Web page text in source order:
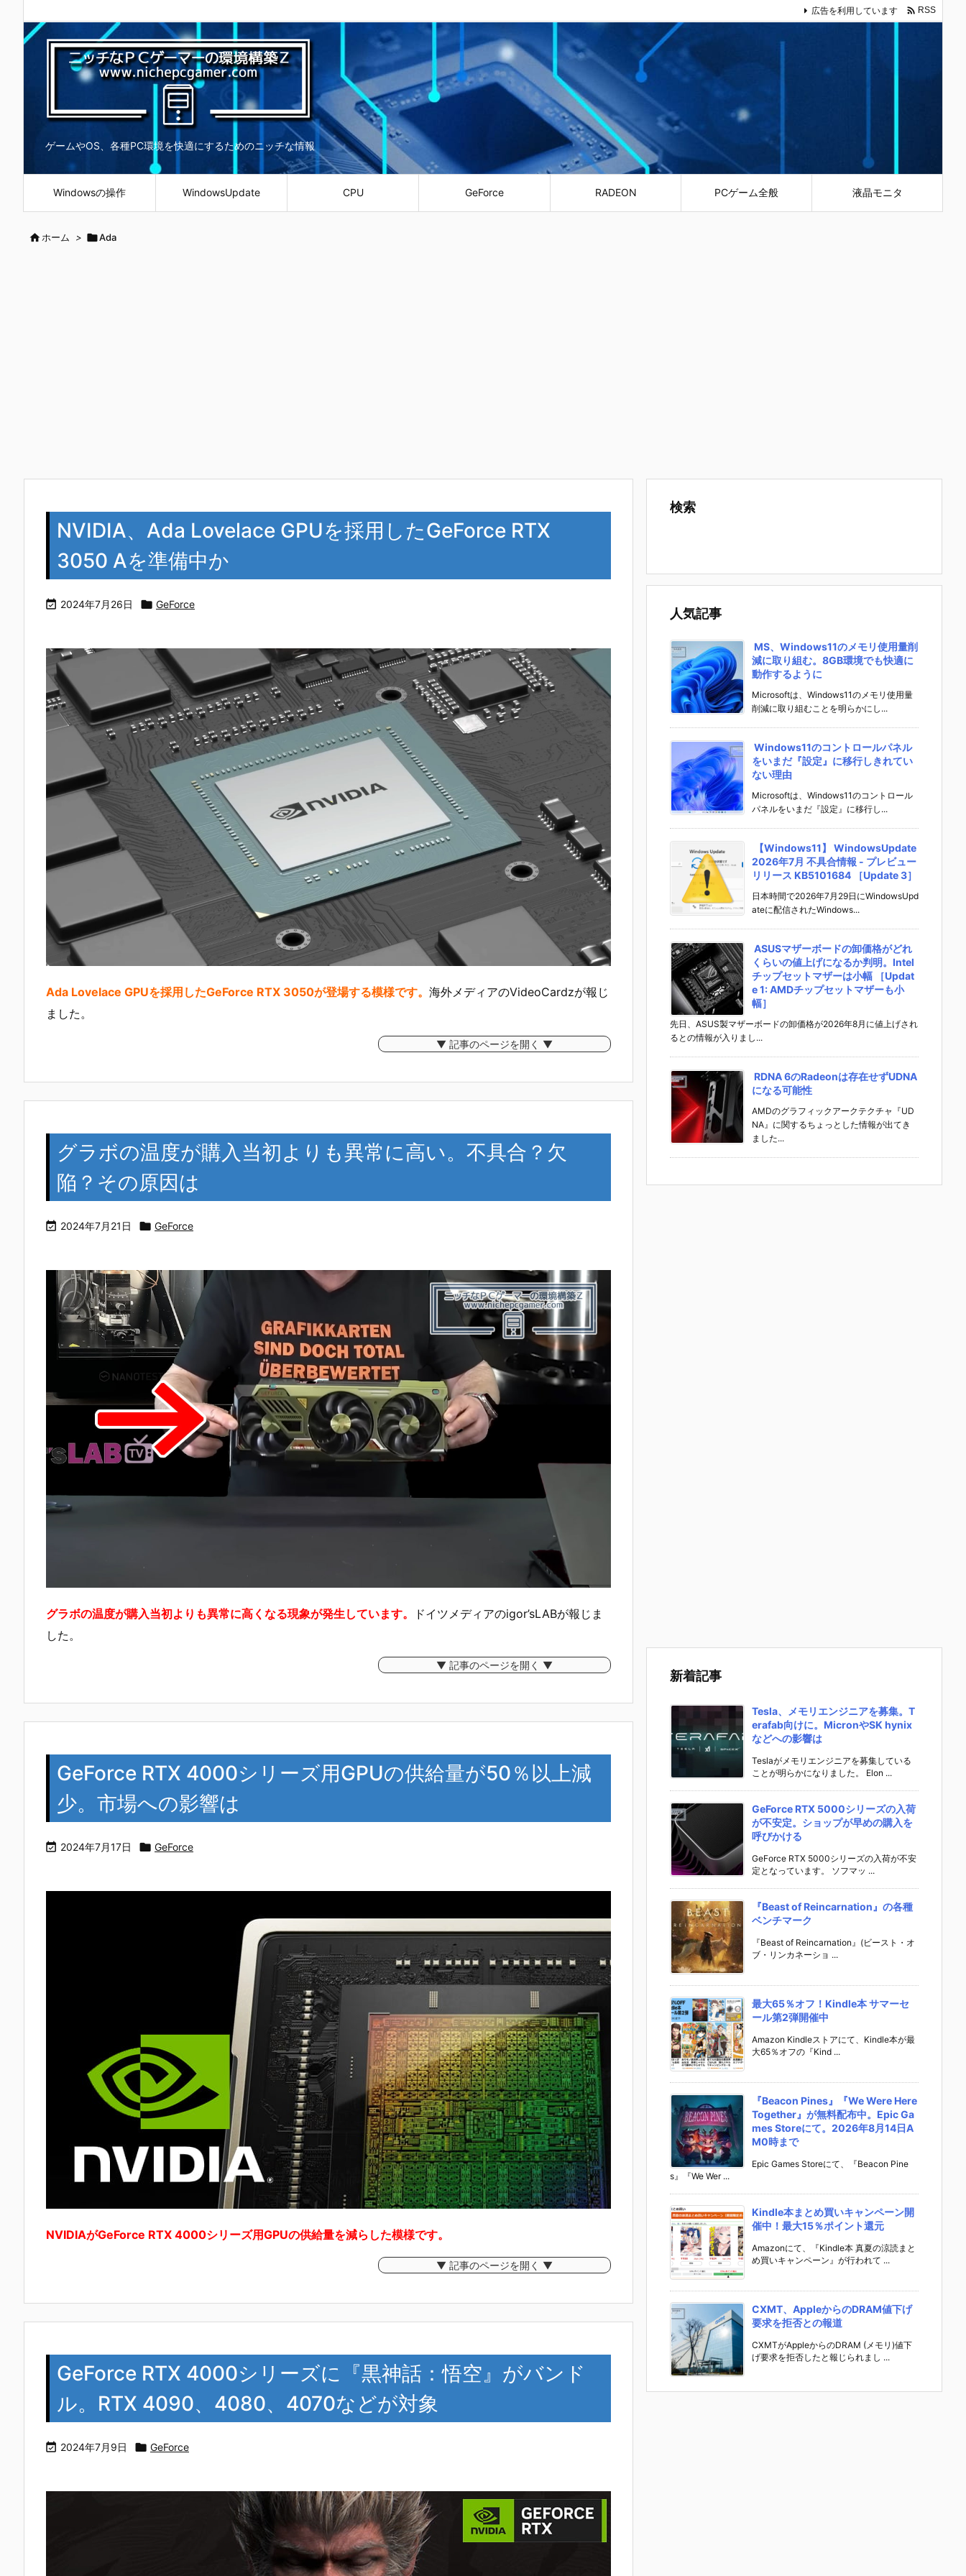
ゲームやOS、各種PC環境を快適にするためのニッチな情報
Windowsの操作 WindowsUpdate CPU GeForce RADEON PCゲーム全般 液晶モニタ
広告を利用しています  RSS
ホーム > Ada
NVIDIA、Ada Lovelace GPUを採用したGeForce RTX
3050 Aを準備中か
 2024年7月26日  GeForce
Ada Lovelace GPUを採用したGeForce RTX 3050が登場する模様です。 海外メディアのVideoCardzが報じ
ました。
▼ 記事のページを開く ▼
グラボの温度が購入当初よりも異常に高い。不具合？欠
陥？その原因は
 2024年7月21日  GeForce
グラボの温度が購入当初よりも異常に高くなる現象が発生しています。
ドイツメディアのigor’sLABが報じま
した。
▼ 記事のページを開く ▼
GeForce RTX 4000シリーズ用GPUの供給量が50％以上減
少。市場への影響は
 2024年7月17日  GeForce
NVIDIAがGeForce RTX 4000シリーズ用GPUの供給量を減らした模様です。
▼ 記事のページを開く ▼
GeForce RTX 4000シリーズに『黒神話：悟空』がバンド
ル。RTX 4090、4080、4070などが対象
 2024年7月9日  GeForce
検索
人気記事
MS、Windows11のメモリ使用量削
減に取り組む。8GB環境でも快適に
動作するように
Microsoftは、Windows11のメモリ使用量
削減に取り組むことを明らかにし...
Windows11のコントロールパネル
をいまだ『設定』に移行しきれてい
ない理由
Microsoftは、Windows11のコントロール
パネルをいまだ『設定』に移行し...
【Windows11】 WindowsUpdate
2026年7月 不具合情報 - プレビュー
リリース KB5101684 ［Update 3］
日本時間で2026年7月29日にWindowsUpd
ateに配信されたWindows...
ASUSマザーボードの卸価格がどれ
くらいの値上げになるか判明。Intel
チップセットマザーは小幅 ［Updat
e 1: AMDチップセットマザーも小
幅］
先日、ASUS製マザーボードの卸価格が2026年8月に値上げされ
るとの情報が入りまし...
RDNA 6のRadeonは存在せずUDNA
になる可能性
AMDのグラフィックアークテクチャ『UD
NA』に関するちょっとした情報が出てき
ました...
新着記事
Tesla、メモリエンジニアを募集。T
erafab向けに。MicronやSK hynix
などへの影響は
Teslaがメモリエンジニアを募集している
ことが明らかになりました。 Elon ...
GeForce RTX 5000シリーズの入荷
が不安定。ショップが早めの購入を
呼びかける
GeForce RTX 5000シリーズの入荷が不安
定となっています。 ソフマッ ...
『Beast of Reincarnation』の各種
ベンチマーク
『Beast of Reincarnation』(ビースト・オ
ブ・リンカネーショ ...
最大65％オフ！Kindle本 サマーセ
ール第2弾開催中
Amazon Kindleストアにて、Kindle本が最
大65％オフの『Kind ...
『Beacon Pines』『We Were Here
Together』が無料配布中。Epic Ga
mes Storeにて。2026年8月14日A
M0時まで
Epic Games Storeにて、『Beacon Pine
s』『We Wer ...
Kindle本まとめ買いキャンペーン開
催中！最大15％ポイント還元
Amazonにて、『Kindle本 真夏の涼読まと
め買いキャンペーン』が行われて ...
CXMT、AppleからのDRAM値下げ
要求を拒否との報道
CXMTがAppleからのDRAM (メモリ)値下
げ要求を拒否したと報じられまし ...